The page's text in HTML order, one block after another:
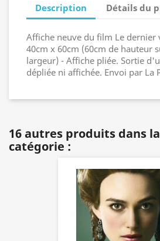
Description Détails du
Affiche neuve du film Le dernier
40cm x 60cm (60cm de hauteur
largeur) - Affiche pliée. Sortie
dépliée ni affichée. Envoi par La
16 autres produits dans
catégorie :